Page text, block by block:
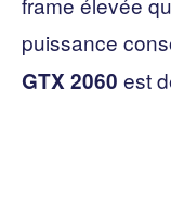
puissance
GTX 2060 est